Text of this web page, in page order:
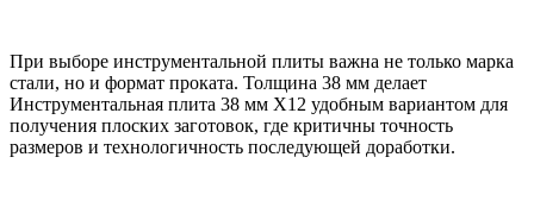
При выборе инструментальной плиты важна не только марка
стали, но и формат проката. Толщина 38 мм делает
Инструментальная плита 38 мм Х12 удобным вариантом для
получения плоских заготовок, где критичны точность
размеров и технологичность последующей доработки.